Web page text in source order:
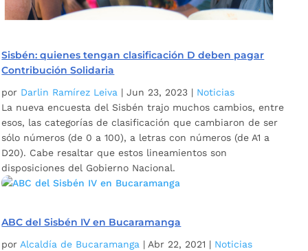
Sisbén: quienes tengan clasificación D deben pagar
Contribución Solidaria
por Darlin Ramírez Leiva |Jun 23, 2023 | Noticias
La nueva encuesta del Sisbén trajo muchos cambios, entre
esos, las categorías de clasificación que cambiaron de ser
sólo números (de 0 a 100), a letras con números (de A1 a
D20). Cabe resaltar que estos lineamientos son
disposiciones del Gobierno Nacional.
ABC del Sisbén IV en Bucaramanga
por Alcaldía de Bucaramanga | Abr 22, 2021 | Noticias